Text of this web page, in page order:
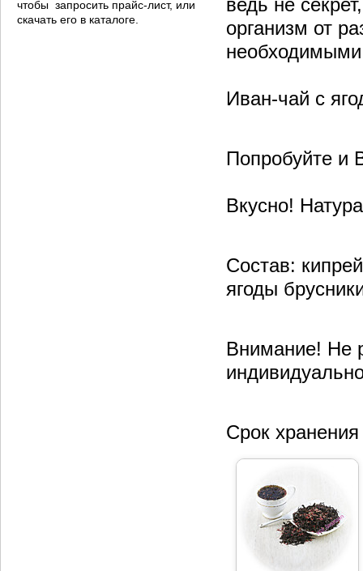
чтобы запросить прайс-лист, или
скачать его в каталоге.
ведь не
организм от
Иван-чай с
Попробуйте и
Вкусно!
Состав:
ягоды
Внимание! Не
Срок